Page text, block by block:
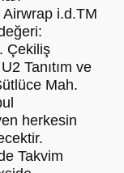
i.d.TM
Çekiliş
Tanıtım ve
Mah.
herkesin
Takvim